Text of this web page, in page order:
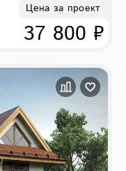
Цена за проект
37 800 ₽